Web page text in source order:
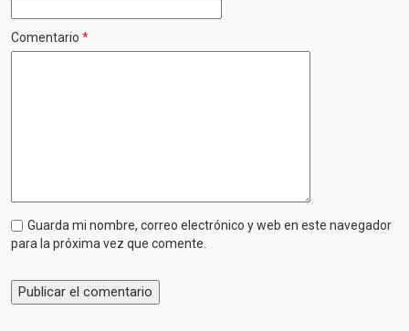
Comentario *
Guarda mi nombre, correo electrónico y web en este navegador
para la próxima vez que comente.